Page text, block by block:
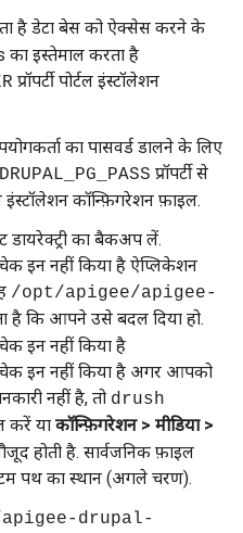
है डेटा बेस को ऐक्सेस करने के
का इस्तेमाल करता है
प्रॉपर्टी पोर्टल इंस्टॉलेशन
का पासवर्ड डालने के लिए
DRUPAL_PG_PASS प्रॉपर्टी से
इंस्टॉलेशन कॉन्फ़िगरेशन फ़ाइल.
डायरेक्ट्री का बैकअप लें.
इन नहीं किया है ऐप्लिकेशन
/opt/apigee/apigee-
है कि आपने उसे बदल दिया हो.
इन नहीं किया है
इन नहीं किया है अगर आपको
नहीं है, तो drush
करें या कॉन्फ़िगरेशन > मीडिया >
होती है. सार्वजनिक फ़ाइल
पथ का स्थान (अगले चरण).
drupal-